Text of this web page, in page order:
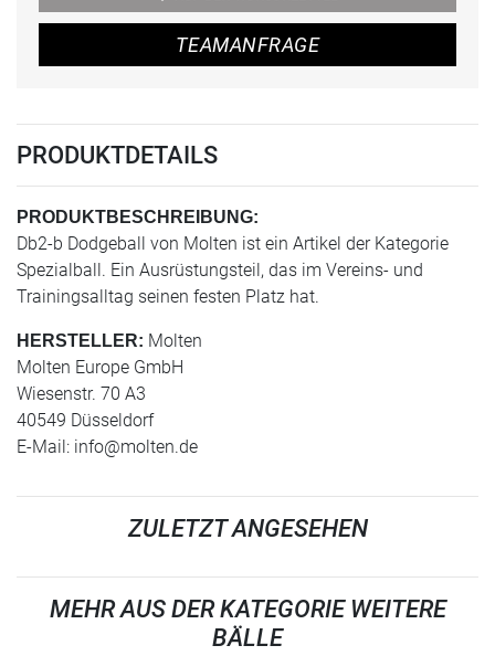
TEAMANFRAGE
PRODUKTDETAILS
PRODUKTBESCHREIBUNG:
Db2-b Dodgeball von Molten ist ein Artikel der Kategorie
Spezialball. Ein Ausrüstungsteil, das im Vereins- und
Trainingsalltag seinen festen Platz hat.
HERSTELLER: Molten
Molten Europe GmbH
Wiesenstr. 70 A3
40549 Düsseldorf
E-Mail: info@molten.de
ZULETZT ANGESEHEN
MEHR AUS DER KATEGORIE WEITERE
BÄLLE